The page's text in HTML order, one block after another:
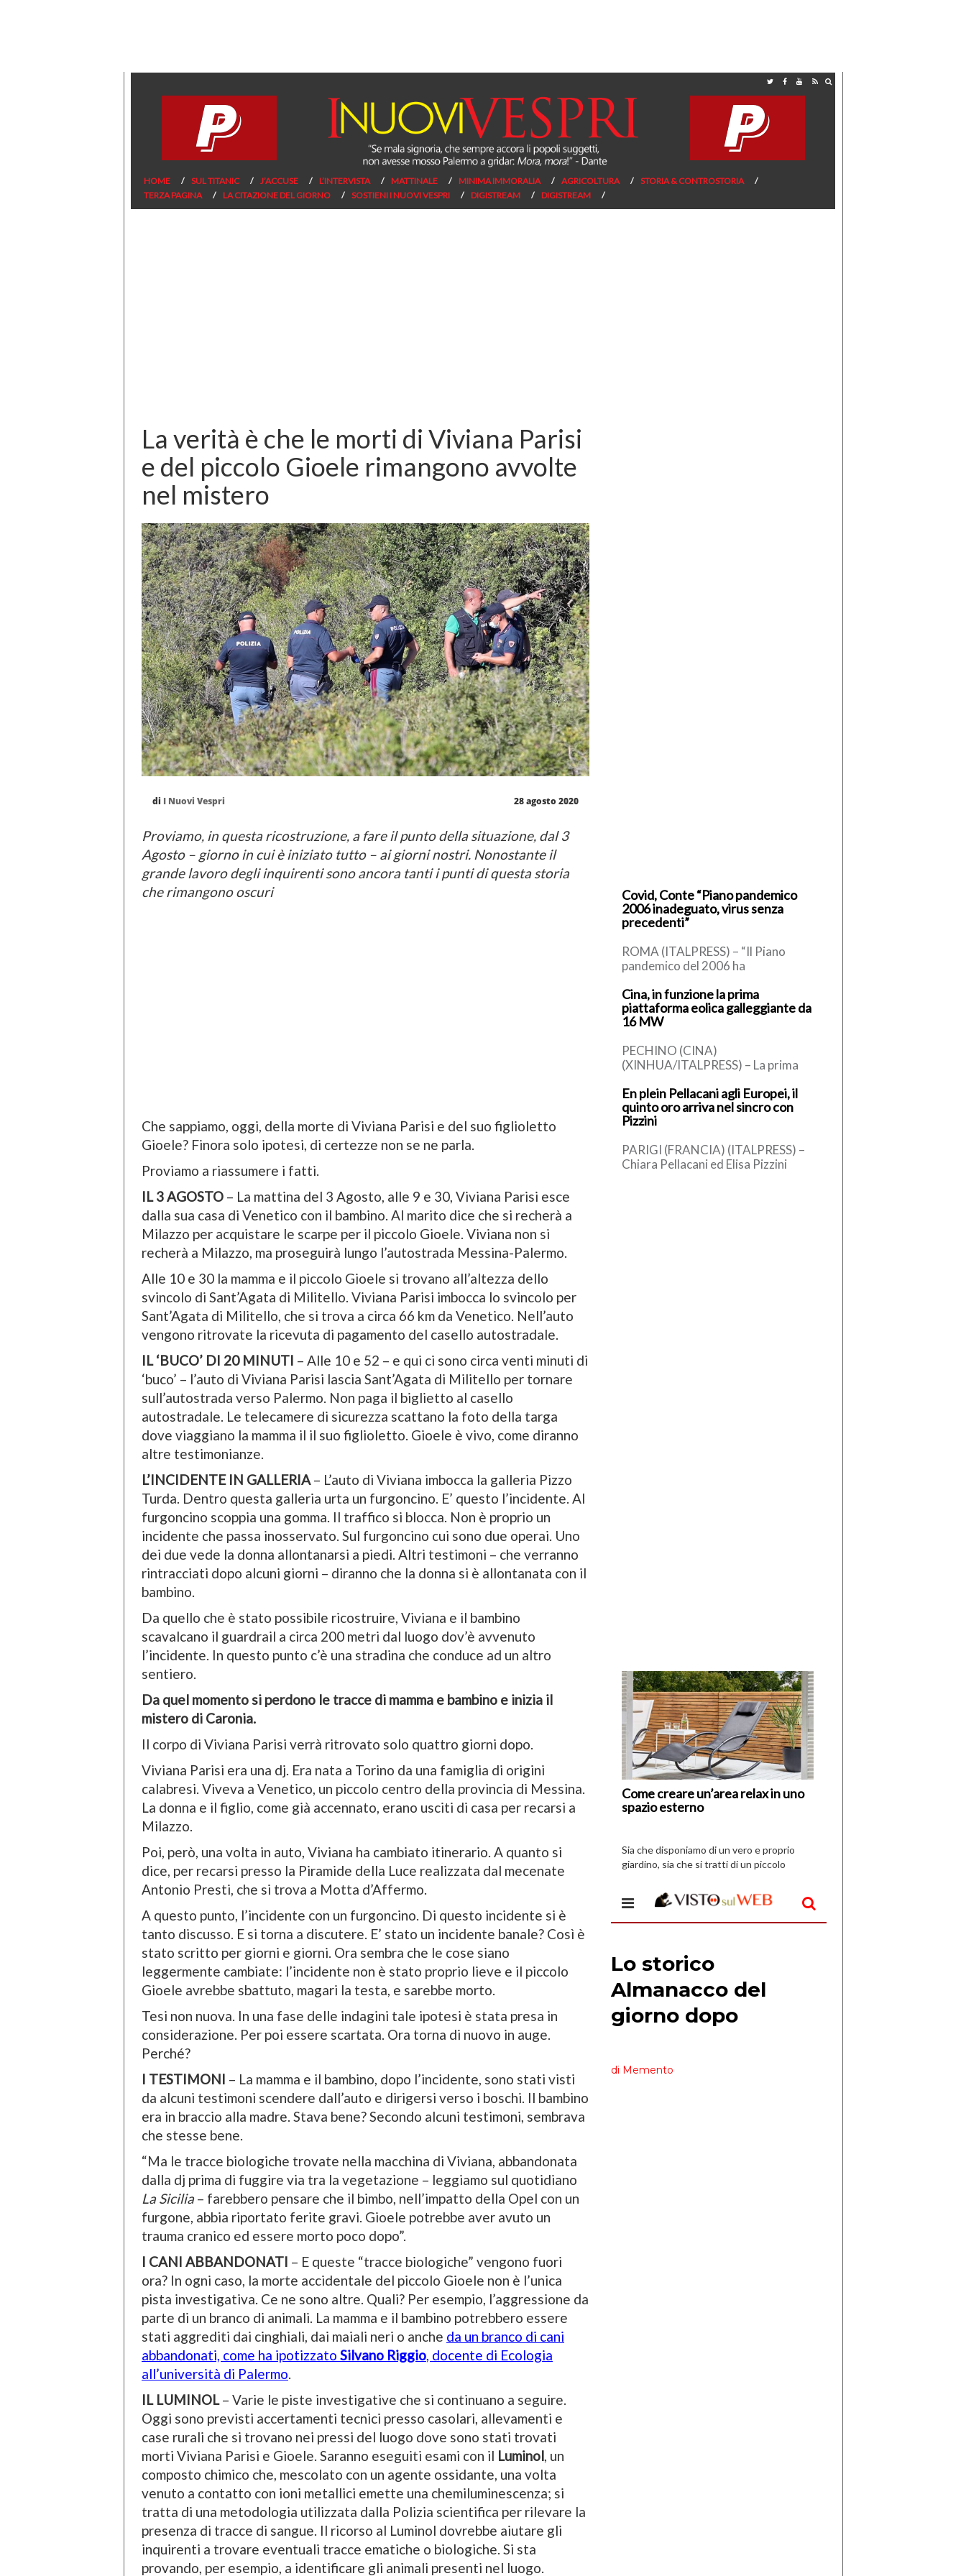
HOME SUL TITANIC J’ACCUSE L’INTERVISTA MATTINALE MINIMA IMMORALIA AGRICOLTURA
STORIA & CONTROSTORIA
TERZA PAGINA
LA CITAZIONE DEL GIORNO SOSTIENI I NUOVI VESPRI DIGISTREAM DIGISTREAM
La verità è che le morti di Viviana Parisi
e del piccolo Gioele rimangono avvolte
nel mistero
di I Nuovi Vespri 28 agosto 2020
Proviamo, in questa ricostruzione, a fare il punto della situazione, dal 3
Agosto – giorno in cui è iniziato tutto – ai giorni nostri. Nonostante il
grande lavoro degli inquirenti sono ancora tanti i punti di questa storia
che rimangono oscuri
Che sappiamo, oggi, della morte di Viviana Parisi e del suo figlioletto
Gioele? Finora solo ipotesi, di certezze non se ne parla.
Proviamo a riassumere i fatti.
IL 3 AGOSTO – La mattina del 3 Agosto, alle 9 e 30, Viviana Parisi esce
dalla sua casa di Venetico con il bambino. Al marito dice che si recherà a
Milazzo per acquistare le scarpe per il piccolo Gioele. Viviana non si
recherà a Milazzo, ma proseguirà lungo l’autostrada Messina-Palermo.
Alle 10 e 30 la mamma e il piccolo Gioele si trovano all’altezza dello
svincolo di Sant’Agata di Militello. Viviana Parisi imbocca lo svincolo per
Sant’Agata di Militello, che si trova a circa 66 km da Venetico. Nell’auto
vengono ritrovate la ricevuta di pagamento del casello autostradale.
IL ‘BUCO’ DI 20 MINUTI – Alle 10 e 52 – e qui ci sono circa venti minuti di
‘buco’ – l’auto di Viviana Parisi lascia Sant’Agata di Militello per tornare
sull’autostrada verso Palermo. Non paga il biglietto al casello
autostradale. Le telecamere di sicurezza scattano la foto della targa
dove viaggiano la mamma il il suo figlioletto. Gioele è vivo, come diranno
altre testimonianze.
L’INCIDENTE IN GALLERIA– L’auto di Viviana imbocca la galleria Pizzo
Turda. Dentro questa galleria urta un furgoncino. E’ questo l’incidente. Al
furgoncino scoppia una gomma. Il traffico si blocca. Non è proprio un
incidente che passa inosservato. Sul furgoncino cui sono due operai. Uno
dei due vede la donna allontanarsi a piedi. Altri testimoni – che verranno
rintracciati dopo alcuni giorni – diranno che la donna si è allontanata con il
bambino.
Da quello che è stato possibile ricostruire, Viviana e il bambino
scavalcano il guardrail a circa 200 metri dal luogo dov’è avvenuto
l’incidente. In questo punto c’è una stradina che conduce ad un altro
sentiero.
Da quel momento si perdono le tracce di mamma e bambino e inizia il
mistero di Caronia.
Il corpo di Viviana Parisi verrà ritrovato solo quattro giorni dopo.
Viviana Parisi era una dj. Era nata a Torino da una famiglia di origini
calabresi. Viveva a Venetico, un piccolo centro della provincia di Messina.
La donna e il figlio, come già accennato, erano usciti di casa per recarsi a
Milazzo.
Poi, però, una volta in auto, Viviana ha cambiato itinerario. A quanto si
dice, per recarsi presso la Piramide della Luce realizzata dal mecenate
Antonio Presti, che si trova a Motta d’Affermo.
A questo punto, l’incidente con un furgoncino. Di questo incidente si è
tanto discusso. E si torna a discutere. E’ stato un incidente banale? Così è
stato scritto per giorni e giorni. Ora sembra che le cose siano
leggermente cambiate: l’incidente non è stato proprio lieve e il piccolo
Gioele avrebbe sbattuto, magari la testa, e sarebbe morto.
Tesi non nuova. In una fase delle indagini tale ipotesi è stata presa in
considerazione. Per poi essere scartata. Ora torna di nuovo in auge.
Perché?
I TESTIMONI – La mamma e il bambino, dopo l’incidente, sono stati visti
da alcuni testimoni scendere dall’auto e dirigersi verso i boschi. Il bambino
era in braccio alla madre. Stava bene? Secondo alcuni testimoni, sembrava
che stesse bene.
“Ma le tracce biologiche trovate nella macchina di Viviana, abbandonata
dalla dj prima di fuggire via tra la vegetazione – leggiamo sul quotidiano
La Sicilia– farebbero pensare che il bimbo, nell’impatto della Opel con un
furgone, abbia riportato ferite gravi. Gioele potrebbe aver avuto un
trauma cranico ed essere morto poco dopo”.
I CANI ABBANDONATI – E queste “tracce biologiche” vengono fuori
ora? In ogni caso, la morte accidentale del piccolo Gioele non è l’unica
pista investigativa. Ce ne sono altre. Quali? Per esempio, l’aggressione da
parte di un branco di animali. La mamma e il bambino potrebbero essere
stati aggrediti dai cinghiali, dai maiali neri o anche da un branco di cani
abbandonati, come ha ipotizzato Silvano Riggio, docente di Ecologia
all’università di Palermo.
IL LUMINOL– Varie le piste investigative che si continuano a seguire.
Oggi sono previsti accertamenti tecnici presso casolari, allevamenti e
case rurali che si trovano nei pressi del luogo dove sono stati trovati
morti Viviana Parisi e Gioele. Saranno eseguiti esami con il Luminol, un
composto chimico che, mescolato con un agente ossidante, una volta
venuto a contatto con ioni metallici emette una chemiluminescenza; si
tratta di una metodologia utilizzata dalla Polizia scientifica per rilevare la
presenza di tracce di sangue. Il ricorso al Luminol dovrebbe aiutare gli
inquirenti a trovare eventuali tracce ematiche o biologiche. Si sta
provando, per esempio, a identificare gli animali presenti nel luogo.
Covid, Conte “Piano pandemico
2006 inadeguato, virus senza
precedenti”
ROMA (ITALPRESS) – “Il Piano
pandemico del 2006 ha
totalmente inadeguata, perchè ci
trovavamo dinanzi a un […]
Cina, in funzione la prima
piattaforma eolica galleggiante da
16 MW
PECHINO (CINA)
(XINHUA/ITALPRESS) – La prima
cinese da 16 megawatt, sviluppata
in modo indipendente e dotata di
[…]
En plein Pellacani agli Europei, il
quinto oro arriva nel sincro con
Pizzini
PARIGI (FRANCIA) (ITALPRESS) –
Chiara Pellacani ed Elisa Pizzini
Come creare un’area relax in uno
spazio esterno
di
I
Vespri
Sia che disponiamo di un vero e proprio
giardino, sia che si tratti di un piccolo